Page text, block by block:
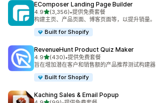
EComposer Landing Page Builder
4.9星（满分 5 星）
(3,356)
总共 3356 条评论
•提供免费套餐
构建主页、产品页面、博客页面等，以提升销量。
Built for Shopify
RevenueHunt Product Quiz Maker
4.9星（满分 5 星）
(430)
总共 430 条评论
•提供免费套餐
旨在增加潜在客户和销售额的产品推荐测试构建器
Built for Shopify
Kaching Sales & Email Popup